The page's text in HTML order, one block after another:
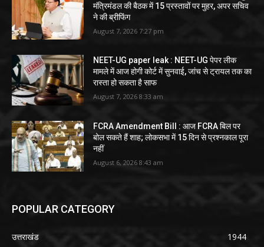
मंत्रिमंडल की बैठक में 15 प्रस्तावों पर मुहर, अपर सचिव
ने की ब्रीफिंग
August 7, 2026 7:27 pm
NEET-UG paper leak : NEET-UG पेपर लीक
मामले में आज होगी कोर्ट में सुनवाई, जांच से ट्रायल तक का
रास्ता हो सकता है साफ
August 7, 2026 8:33 am
FCRA Amendment Bill : आज FCRA बिल पर
बोल सकते हैं शाह; लोकसभा में 15 दिन से प्रश्नकाल पूरा
नहीं
August 6, 2026 8:43 am
POPULAR CATEGORY
उत्तराखंड
1944